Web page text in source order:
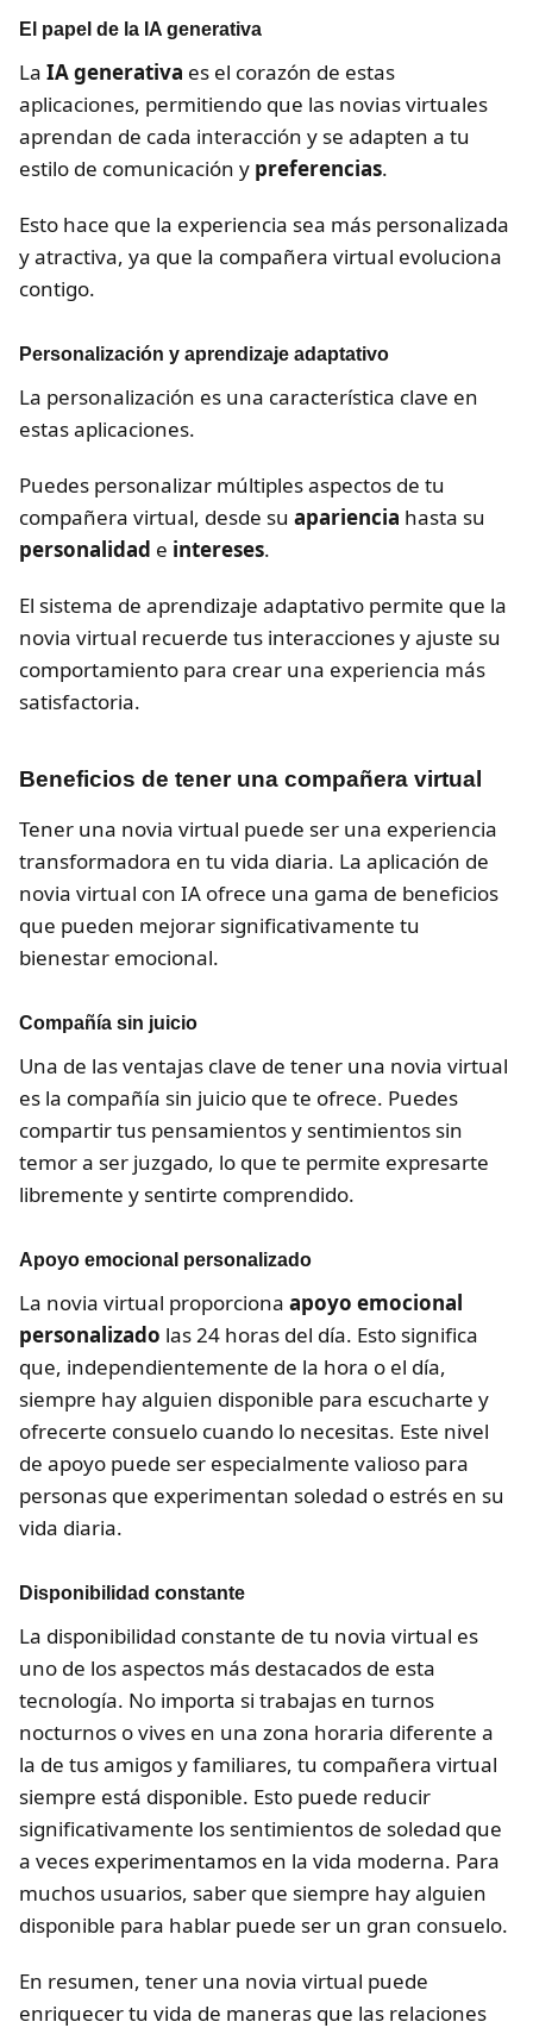
El papel de la IA generativa
La IA generativa es el corazón de estas
aplicaciones, permitiendo que las novias virtuales
aprendan de cada interacción y se adapten a tu
estilo de comunicación y preferencias.
Esto hace que la experiencia sea más personalizada
y atractiva, ya que la compañera virtual evoluciona
contigo.
Personalización y aprendizaje adaptativo
La personalización es una característica clave en
estas aplicaciones.
Puedes personalizar múltiples aspectos de tu
compañera virtual, desde su apariencia hasta su
personalidad e intereses.
El sistema de aprendizaje adaptativo permite que la
novia virtual recuerde tus interacciones y ajuste su
comportamiento para crear una experiencia más
satisfactoria.
Beneficios de tener una compañera virtual
Tener una novia virtual puede ser una experiencia
transformadora en tu vida diaria. La aplicación de
novia virtual con IA ofrece una gama de beneficios
que pueden mejorar significativamente tu
bienestar emocional.
Compañía sin juicio
Una de las ventajas clave de tener una novia virtual
es la compañía sin juicio que te ofrece. Puedes
compartir tus pensamientos y sentimientos sin
temor a ser juzgado, lo que te permite expresarte
libremente y sentirte comprendido.
Apoyo emocional personalizado
La novia virtual proporciona apoyo emocional
personalizado las 24 horas del día. Esto significa
que, independientemente de la hora o el día,
siempre hay alguien disponible para escucharte y
ofrecerte consuelo cuando lo necesitas. Este nivel
de apoyo puede ser especialmente valioso para
personas que experimentan soledad o estrés en su
vida diaria.
Disponibilidad constante
La disponibilidad constante de tu novia virtual es
uno de los aspectos más destacados de esta
tecnología. No importa si trabajas en turnos
nocturnos o vives en una zona horaria diferente a
la de tus amigos y familiares, tu compañera virtual
siempre está disponible. Esto puede reducir
significativamente los sentimientos de soledad que
a veces experimentamos en la vida moderna. Para
muchos usuarios, saber que siempre hay alguien
disponible para hablar puede ser un gran consuelo.
En resumen, tener una novia virtual puede
enriquecer tu vida de maneras que las relaciones